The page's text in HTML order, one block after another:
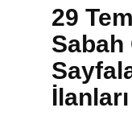
29
Sabah
İlanları